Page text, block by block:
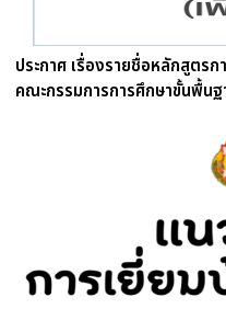
ประกาศ เรื่องรายชื่อหลักสูตร
คณะกรรมการการศึกษาขั้นพื้นฐ